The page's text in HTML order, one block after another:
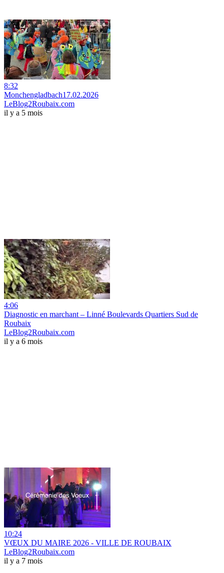
8:32
Monchengladbach17.02.2026
LeBlog2Roubaix.com
il y a 5 mois
4:06
Diagnostic en marchant – Linné Boulevards Quartiers Sud de
Roubaix
LeBlog2Roubaix.com
il y a 6 mois
10:24
VŒUX DU MAIRE 2026 - VILLE DE ROUBAIX
LeBlog2Roubaix.com
il y a 7 mois